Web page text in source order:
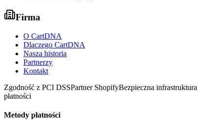
Firma
O CartDNA
Dlaczego CartDNA
Nasza historia
Partnerzy
Kontakt
Zgodność z PCI DSSPartner ShopifyBezpieczna infrastruktura
płatności
Metody płatności